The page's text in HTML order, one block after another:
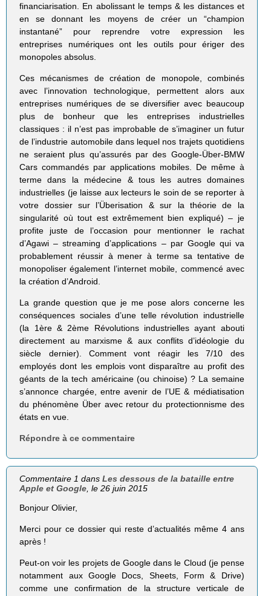
financiarisation. En abolissant le temps & les distances et
en se donnant les moyens de créer un “champion
instantané” pour reprendre votre expression les
entreprises numériques ont les outils pour ériger des
monopoles absolus.
Ces mécanismes de création de monopole, combinés
avec l’innovation technologique, permettent alors aux
entreprises numériques de se diversifier avec beaucoup
plus de bonheur que les entreprises industrielles
classiques : il n’est pas improbable de s’imaginer un futur
de l’industrie automobile dans lequel nos trajets quotidiens
ne seraient plus qu’assurés par des Google-Über-BMW
Cars commandés par applications mobiles. De même à
terme dans la médecine & tous les autres domaines
industrielles (je laisse aux lecteurs le soin de se reporter à
votre dossier sur l’Überisation & sur la théorie de la
singularité où tout est extrêmement bien expliqué) – je
profite juste de l’occasion pour mentionner le rachat
d’Agawi – streaming d’applications – par Google qui va
probablement réussir à mener à terme sa tentative de
monopoliser également l’internet mobile, commencé avec
la création d’Android.
La grande question que je me pose alors concerne les
conséquences sociales d’une telle révolution industrielle
(la 1ère & 2ème Révolutions industrielles ayant abouti
directement au marxisme & aux conflits d’idéologie du
siècle dernier). Comment vont réagir les 7/10 des
employés dont les emplois vont disparaître au profit des
géants de la tech américaine (ou chinoise) ? La semaine
s’annonce chargée, entre avenir de l’UE & médiatisation
du phénomène Über avec retour du protectionnisme des
états en vue.
Répondre à ce commentaire
Commentaire 1 dansLes dessous de la bataille entre
Apple et Google , le 26 juin 2015
Bonjour Olivier,
Merci pour ce dossier qui reste d’actualités même 4 ans
après !
Peut-on voir les projets de Google dans le Cloud (je pense
notamment aux Google Docs, Sheets, Form & Drive)
comme une confirmation de la structure verticale de